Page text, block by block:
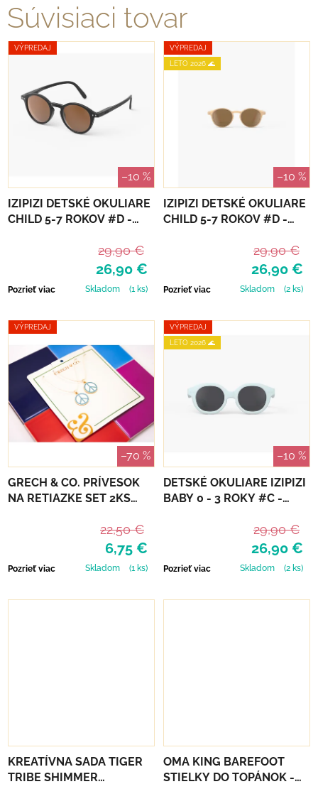
Súvisiaci tovar
VÝPREDAJ
–10 %
IZIPIZI DETSKÉ OKULIARE
CHILD 5-7 ROKOV #D -
26,90 €
29,90 €
Pozrieť viac Skladom (1 ks)
VÝPREDAJ
LETO 2026 🌊
–10 %
IZIPIZI DETSKÉ OKULIARE
CHILD 5-7 ROKOV #D -
26,90 €
29,90 €
Pozrieť viac Skladom (2 ks)
VÝPREDAJ
–70 %
GRECH & CO. PRÍVESOK
NA RETIAZKE SET 2KS
6,75 €
22,50 €
Pozrieť viac Skladom (1 ks)
VÝPREDAJ
LETO 2026 🌊
–10 %
DETSKÉ OKULIARE IZIPIZI
BABY 0 - 3 ROKY #C -
26,90 €
29,90 €
Pozrieť viac Skladom (2 ks)
KREATÍVNA SADA TIGER
TRIBE SHIMMER
OMA KING BAREFOOT
STIELKY DO TOPÁNOK -